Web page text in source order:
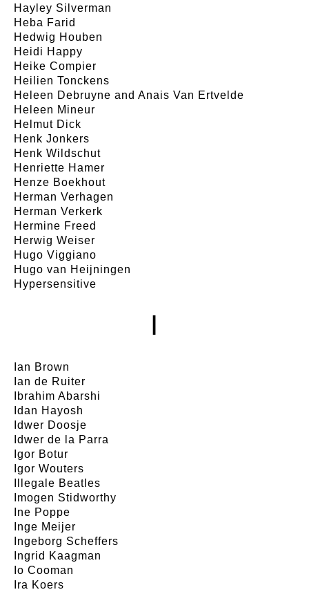
Hayley Silverman
Heba Farid
Hedwig Houben
Heidi Happy
Heike Compier
Heilien Tonckens
Heleen Debruyne and Anais Van Ertvelde
Heleen Mineur
Helmut Dick
Henk Jonkers
Henk Wildschut
Henriette Hamer
Henze Boekhout
Herman Verhagen
Herman Verkerk
Hermine Freed
Herwig Weiser
Hugo Viggiano
Hugo van Heijningen
Hypersensitive
I
Ian Brown
Ian de Ruiter
Ibrahim Abarshi
Idan Hayosh
Idwer Doosje
Idwer de la Parra
Igor Botur
Igor Wouters
Illegale Beatles
Imogen Stidworthy
Ine Poppe
Inge Meijer
Ingeborg Scheffers
Ingrid Kaagman
Io Cooman
Ira Koers